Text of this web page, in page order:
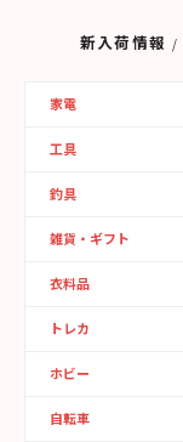
新入荷情報
家電
工具
釣具
雑貨・ギフト
衣料品
トレカ
ホビー
自転車